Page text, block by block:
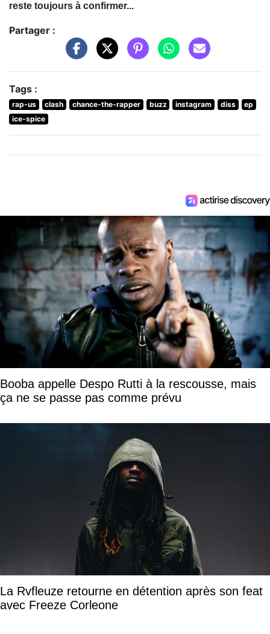
reste toujours à confirmer...
Partager :
Tags :
rap-us clash chance-the-rapper buzz instagram diss
ep
ice-spice
Booba appelle Despo Rutti à la rescousse, mais
ça ne se passe pas comme prévu
La Rvfleuze retourne en détention après son feat
avec Freeze Corleone